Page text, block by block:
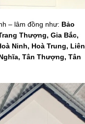
– lâm đồng như: Bảo
Thượng, Gia Bắc,
Ninh, Hoà Trung, Liên
Tân Thượng, Tân